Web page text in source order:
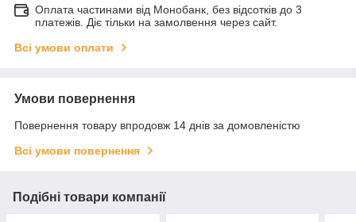
Оплата частинами від Монобанк, без відсотків до 3
платежів. Діє тільки на замолвення через сайт.
Всі умови оплати
Умови повернення
Повернення товару впродовж 14 днів за домовленістю
Всі умови повернення
Подібні товари компанії